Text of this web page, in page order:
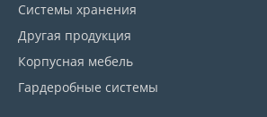
Системы хранения
Другая продукция
Корпусная мебель
Гардеробные системы